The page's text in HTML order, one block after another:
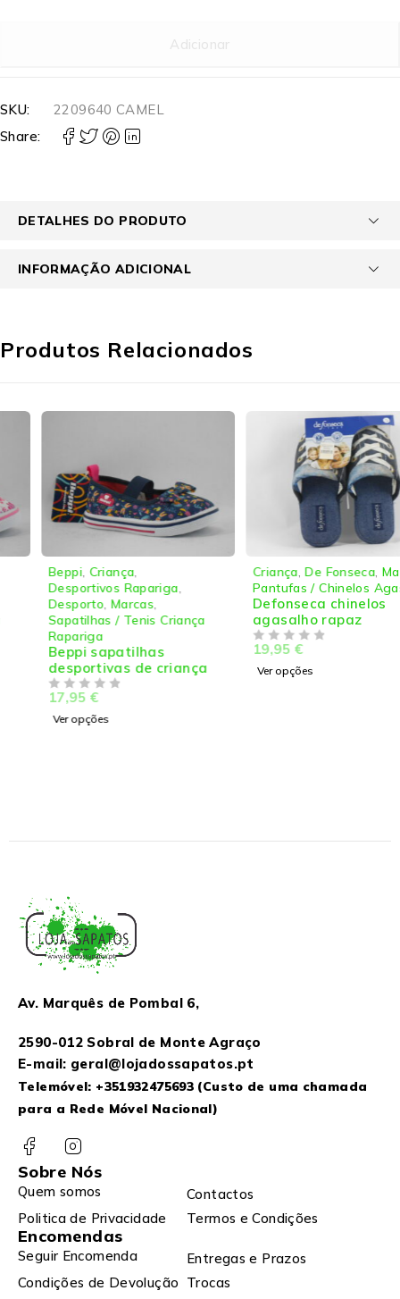
Adicionar
SKU:
2209640 CAMEL
Share:
DETALHES DO PRODUTO
INFORMAÇÃO ADICIONAL
Produtos Relacionados
,Criança,
Desportivos Rapariga,
Desporto,Marcas,
Sapatilhas / Tenis Criança
Rapariga
Beppi sapatilhas
desportivas de criança
€
Ver opções
Criança,De Fonseca,Marcas,
Pantufas / Chinelos Agasalho
Defonseca chinelos
agasalho rapaz
€
Ver opções
Av. Marquês de Pombal 6,
2590-012 Sobral de Monte Agraço
E-mail: geral@lojadossapatos.pt
Telemóvel: +351932475693 (Custo de uma chamada
para a Rede Móvel Nacional)
Sobre Nós
Quem somos
Contactos
Politica de Privacidade
Termos e Condições
Encomendas
Seguir Encomenda
Entregas e Prazos
Condições de Devolução Trocas